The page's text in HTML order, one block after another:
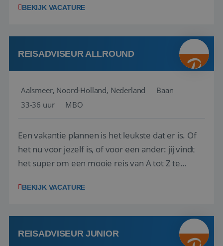
wensen van je team, je klant en wat er in de
klanten te overtuigen om die droomreis te
boeken! ...
BEKIJK VACATURE
REISADVISEUR ALLROUND
Aalsmeer, Noord-Holland, Nederland
Baan
33-36 uur
MBO
Een vakantie plannen is het leukste dat er is. Of
het nu voor jezelf is, of voor een ander: jij vindt
het super om een mooie reis van A tot Z te
vakantiegangers de meest prachtige plekjes op
werken: of het nu gaat om vragen ...
BEKIJK VACATURE
REISADVISEUR JUNIOR